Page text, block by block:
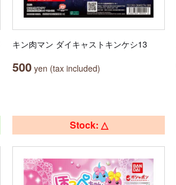
キン肉マン ダイキャストキンケシ13
500 yen (tax included)
Stock: △